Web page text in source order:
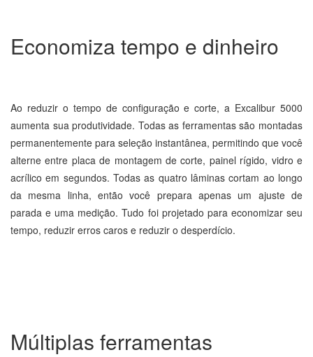
Economiza tempo e dinheiro
Ao reduzir o tempo de configuração e corte, a Excalibur 5000
aumenta sua produtividade. Todas as ferramentas são montadas
permanentemente para seleção instantânea, permitindo que você
alterne entre placa de montagem de corte, painel rígido, vidro e
acrílico em segundos. Todas as quatro lâminas cortam ao longo
da mesma linha, então você prepara apenas um ajuste de
parada e uma medição. Tudo foi projetado para economizar seu
tempo, reduzir erros caros e reduzir o desperdício.
Múltiplas ferramentas